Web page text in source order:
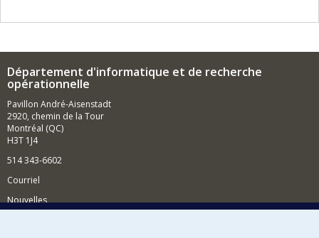
Département d'informatique et de recherche
opérationnelle
Pavillon André-Aisenstadt
2920, chemin de la Tour
Montréal (QC)
H3T 1J4
514 343-6602
Courriel
Nouvelles